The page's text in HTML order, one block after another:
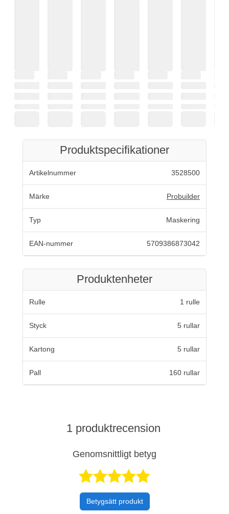
Produktspecifikationer
Artikelnummer 3528500
Märke Probuilder
Typ Maskering
EAN-nummer 5709386873042
Produktenheter
Rulle 1 rulle
Styck 5 rullar
Kartong 5 rullar
Pall 160 rullar
1 produktrecension
Genomsnittligt betyg
Betygsatt 5 av
Betygsätt produkt